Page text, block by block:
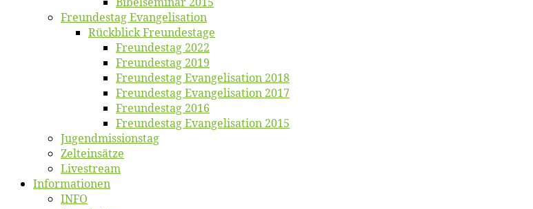
Freun­des­tag Evangelisation
Rück­blick Freundestage
Freun­des­tag 2022
Freun­des­tag 2019
Freun­des­tag Evan­ge­li­sa­ti­on 2018
Freun­des­tag Evan­ge­li­sa­ti­on 2017
Freun­des­tag 2016
Freun­des­tag Evan­ge­li­sa­ti­on 2015
Jugend­mis­sions­tag
Zelt­ein­sät­ze
Live­stream
Informatio­nen
INFO